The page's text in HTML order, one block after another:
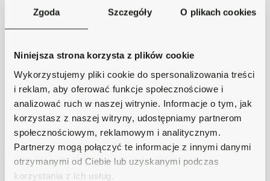
Zgoda Szczegóły O plikach cookies
Niniejsza strona korzysta z plików cookie
Wykorzystujemy pliki cookie do spersonalizowania treści
i reklam, aby oferować funkcje społecznościowe i
analizować ruch w naszej witrynie. Informacje o tym, jak
korzystasz z naszej witryny, udostępniamy partnerom
społecznościowym, reklamowym i analitycznym.
Partnerzy mogą połączyć te informacje z innymi danymi
otrzymanymi od Ciebie lub uzyskanymi podczas
korzystania z ich usług.
Szybka wysyłka
Zamówienia wysyłamy w ciągu 1-2 dni, koszt
dostawy już od 18zł.
Bezpieczne płatności
Płatności obsługuje Przelewy24 - największy
operator płatności online w Polsce.
Masz pytania dotyczące produktu?
Zadzwoń do nas 62 733 86 11 lub napisz e-
mail. Chętnie pomożemy!